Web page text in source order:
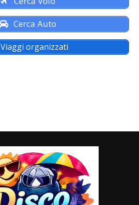
Cerca Auto
Viaggi organizzati